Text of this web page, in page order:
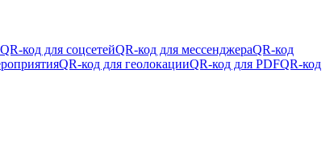
QR-код для соцсетейQR-код для мессенджераQR-код
QR-код для геолокацииQR-код для PDFQR-код